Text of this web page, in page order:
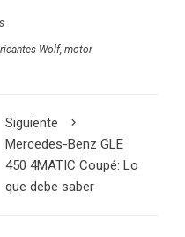
Wolf, motor
Siguiente
Mercedes-Benz GLE
450 4MATIC Coupé: Lo
que debe saber